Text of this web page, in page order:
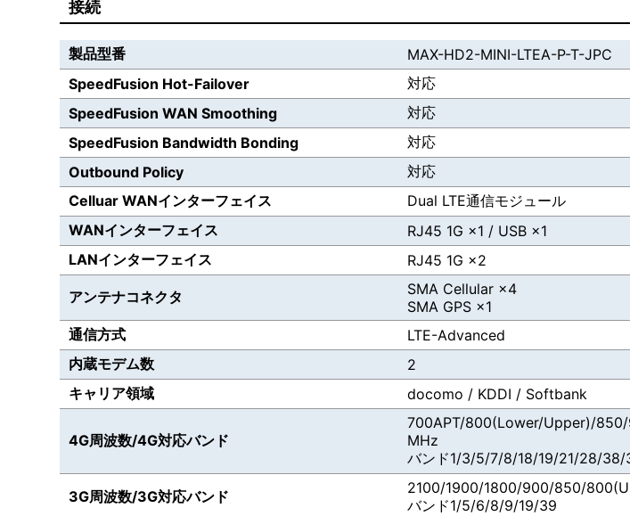
接続
製品型番
MAX-HD2-MINI-LTEA-P-T-JPC
SpeedFusion Hot-Failover
対応
SpeedFusion WAN Smoothing
対応
SpeedFusion Bandwidth Bonding
対応
Outbound Policy
対応
Celluar WANインターフェイス
Dual LTE通信モジュール
WANインターフェイス
RJ45 1G ×1 / USB ×1
LANインターフェイス
RJ45 1G ×2
アンテナコネクタ
SMA Cellular ×4
SMA GPS ×1
通信方式
LTE-Advanced
内蔵モデム数
2
キャリア領域
docomo / KDDI / Softbank
4G周波数/4G対応バンド
700APT/800(Lower/Upper)/
MHz
バンド1/3/5/7/8/18/19/21/28/
3G周波数/3G対応バンド
2100/1900/1800/900/850/
バンド1/5/6/8/9/19/39